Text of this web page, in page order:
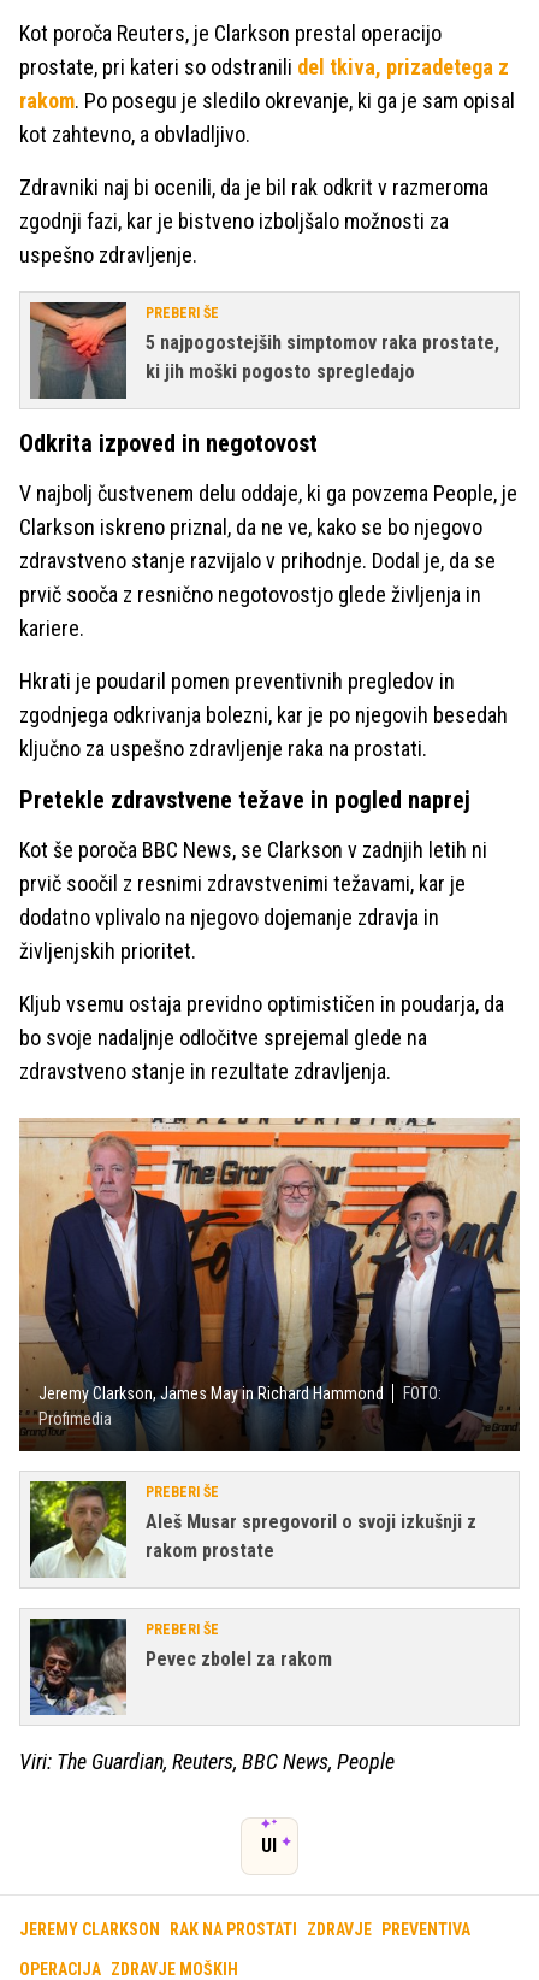
Kot poroča Reuters, je Clarkson prestal operacijo
prostate, pri kateri so odstranili del tkiva, prizadetega z
rakom. Po posegu je sledilo okrevanje, ki ga je sam opisal
kot zahtevno, a obvladljivo.
Zdravniki naj bi ocenili, da je bil rak odkrit v razmeroma
zgodnji fazi, kar je bistveno izboljšalo možnosti za
uspešno zdravljenje.
PREBERI ŠE
5 najpogostejših simptomov raka prostate,
ki jih moški pogosto spregledajo
Odkrita izpoved in negotovost
V najbolj čustvenem delu oddaje, ki ga povzema People, je
Clarkson iskreno priznal, da ne ve, kako se bo njegovo
zdravstveno stanje razvijalo v prihodnje. Dodal je, da se
prvič sooča z resnično negotovostjo glede življenja in
kariere.
Hkrati je poudaril pomen preventivnih pregledov in
zgodnjega odkrivanja bolezni, kar je po njegovih besedah
ključno za uspešno zdravljenje raka na prostati.
Pretekle zdravstvene težave in pogled naprej
Kot še poroča BBC News, se Clarkson v zadnjih letih ni
prvič soočil z resnimi zdravstvenimi težavami, kar je
dodatno vplivalo na njegovo dojemanje zdravja in
življenjskih prioritet.
Kljub vsemu ostaja previdno optimističen in poudarja, da
bo svoje nadaljnje odločitve sprejemal glede na
zdravstveno stanje in rezultate zdravljenja.
Jeremy Clarkson, James May in Richard Hammond
FOTO:
Profimedia
PREBERI ŠE
Aleš Musar spregovoril o svoji izkušnji z
rakom prostate
PREBERI ŠE
Pevec zbolel za rakom
Viri: The Guardian, Reuters, BBC News, People
UI
JEREMY CLARKSON RAK NA PROSTATI ZDRAVJE PREVENTIVA
OPERACIJA ZDRAVJE MOŠKIH